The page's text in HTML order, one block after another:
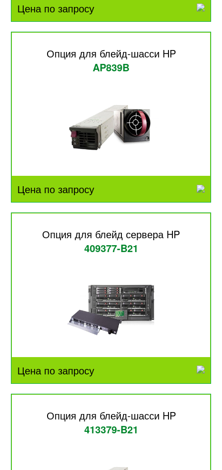
Цена по запросу
Опция для блейд-шасси HP
AP839B
Цена по запросу
Опция для блейд сервера HP
409377-B21
Цена по запросу
Опция для блейд-шасси HP
413379-B21